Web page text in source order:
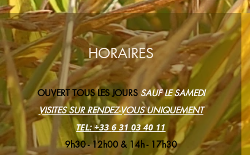
HORAIRES
OUVERT TOUS LES JOURS SAUF LE SAMEDI
VISITES SUR RENDEZ-VOUS UNIQUEMENT
TEL: +336 3103 40 11
9h30 - 12h00 & 14h - 17h30